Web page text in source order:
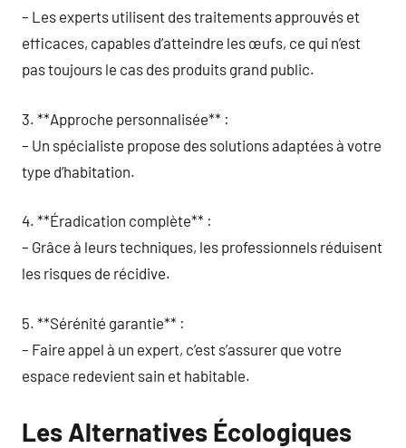
– Les experts utilisent des traitements approuvés et
efficaces, capables d’atteindre les œufs, ce qui n’est
pas toujours le cas des produits grand public.
3. **Approche personnalisée** :
– Un spécialiste propose des solutions adaptées à votre
type d’habitation.
4. **Éradication complète** :
– Grâce à leurs techniques, les professionnels réduisent
les risques de récidive.
5. **Sérénité garantie** :
– Faire appel à un expert, c’est s’assurer que votre
espace redevient sain et habitable.
Les Alternatives Écologiques